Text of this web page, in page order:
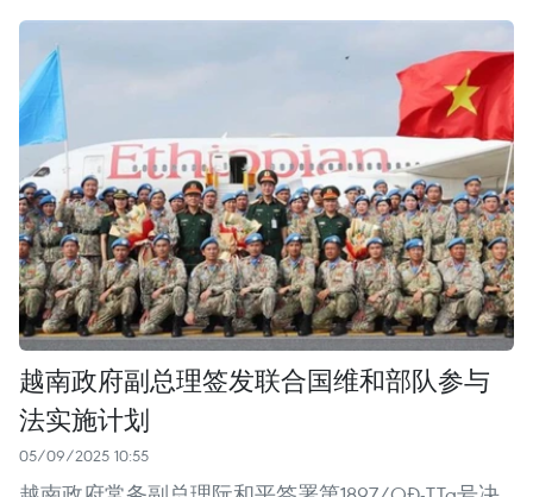
越南政府副总理签发联合国维和部队参与
法实施计划
05/09/2025 10:55